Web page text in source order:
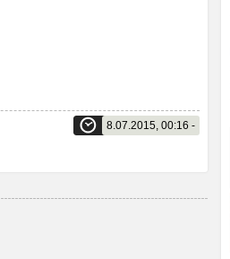
8.07.2015, 00:16 -